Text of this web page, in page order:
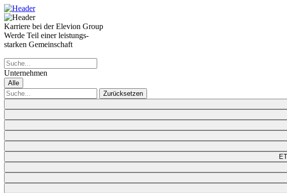
Karriere bei der Elevion Group
Werde Teil einer leistungs-
starken Gemeinschaft
Unternehmen
Alle
Zurücksetzen